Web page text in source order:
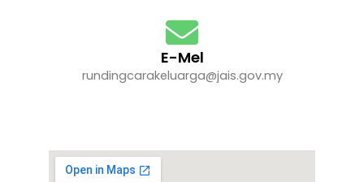
E-Mel
rundingcarakeluarga@jais.gov.my